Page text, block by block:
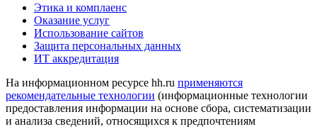
Этика и комплаенс
Оказание услуг
Использование сайтов
Защита персональных данных
ИТ аккредитация
На информационном ресурсе hh.ru применяются
рекомендательные технологии (информационные технологии
предоставления информации на основе сбора, систематизации
и анализа сведений, относящихся к предпочтениям